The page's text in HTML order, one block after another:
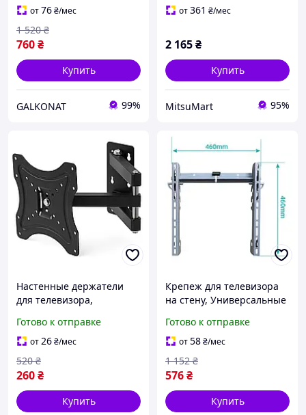
вертикальной
регулировкой GF-57
от76₴/мес
760₴
1 520 ₴
Купить
GALKONAT 99%
от361 ₴/мес
2 165₴
Купить
MitsuMart 95%
Настенные держатели
для телевизора,
Кронштейн для tv на
стену JI-86
Готово к отправке
от26₴/мес
260₴
520 ₴
Купить
Крепеж для телевизора
на стену, Универсальные
телевизора, Крепление
тв Кронштейн тв SO-64
Готово к отправке
от58₴/мес
576₴
1 152 ₴
Купить